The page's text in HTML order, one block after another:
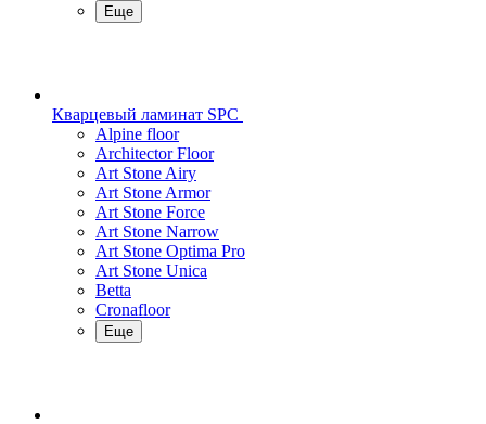
Еще
Кварцевый ламинат SPC
Alpine floor
Architector Floor
Art Stone Airy
Art Stone Armor
Art Stone Force
Art Stone Narrow
Art Stone Optima Pro
Art Stone Unica
Betta
Cronafloor
Еще